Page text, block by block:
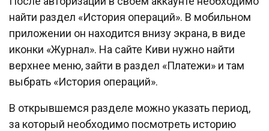
найти раздел «История операций». В мобильном
приложении он находится внизу экрана, в виде
иконки «Журнал». На сайте Киви нужно найти
верхнее меню, зайти в раздел «Платежи» и там
выбрать «История операций».
В открывшемся разделе можно указать период,
за который необходимо посмотреть историю